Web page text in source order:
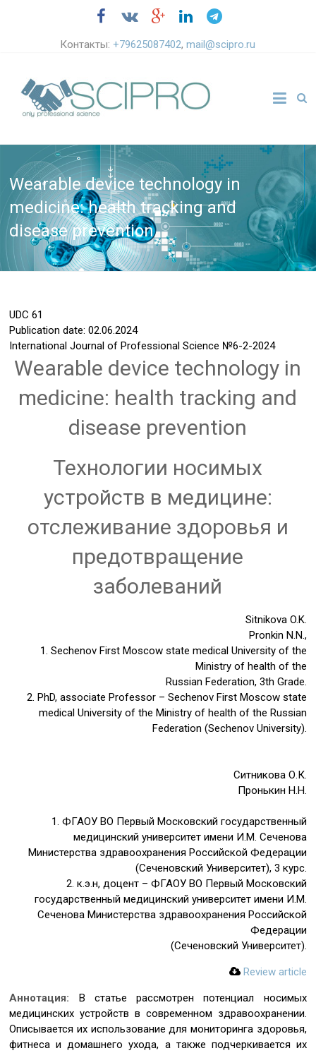
Контакты:+79625087402,mail@scipro.ru
Wearable device technology in
medicine: health tracking and
disease prevention
UDC61
Publication date: 02.06.2024
International Journal of Professional Science №6-2-2024
Wearable device technology in
medicine: health tracking and
disease prevention
Технологии носимых
устройств в медицине:
отслеживание здоровья и
предотвращение
заболеваний
Sitnikova O.K.
Pronkin N.N.,
1. Sechenov First Moscow state medical University of the
Ministry of health of the
Russian Federation, 3th Grade.
2. PhD, associate Professor – Sechenov First Moscow state
medical University of the Ministry of health of the Russian
Federation (Sechenov University).
Ситникова О.К.
Пронькин Н.Н.
1. ФГАОУ ВО Первый Московский государственный
медицинский университет имени И.М. Сеченова
Министерства здравоохранения Российской Федерации
(Сеченовский Университет), 3 курс.
2. к.э.н, доцент – ФГАОУ ВО Первый Московский
государственный медицинский университет имени И.М.
Сеченова Министерства здравоохранения Российской
Федерации
(Сеченовский Университет).
Review article
Аннотация: В статье рассмотрен потенциал носимых
медицинских устройств в современном здравоохранении.
Описывается их использование для мониторинга здоровья,
фитнеса и домашнего ухода, а также подчеркивается их